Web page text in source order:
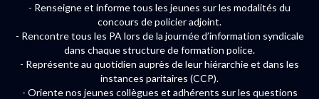
- Renseigne et informe tous les jeunes sur les modalités du
concours de policier adjoint.
- Rencontre tous les PA lors de la journée d’information syndicale
dans chaque structure de formation police.
- Représente au quotidien auprès de leur hiérarchie et dans les
instances paritaires (CCP).
- Oriente nos jeunes collègues et adhérents sur les questions